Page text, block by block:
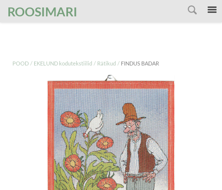
ROOSIMARI
POOD / EKELUND kodutekstiilid / Rätikud / FINDUS BADAR